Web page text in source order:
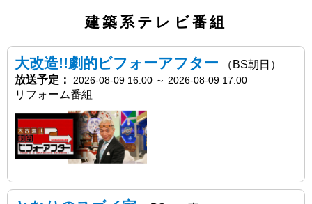
建築系テレビ番組
大改造!!劇的ビフォーアフター
（BS朝日）
放送予定：
2026-08-09 16:00 ～ 2026-08-09 17:00
リフォーム番組